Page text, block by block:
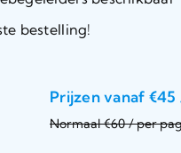
bestelling!
Prijzen vanaf
Normaal €60 / per